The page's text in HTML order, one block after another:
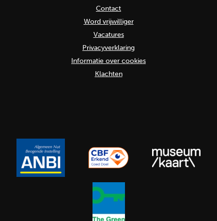
Contact
Word vrijwilliger
Vacatures
Privacyverklaring
Informatie over cookies
Klachten